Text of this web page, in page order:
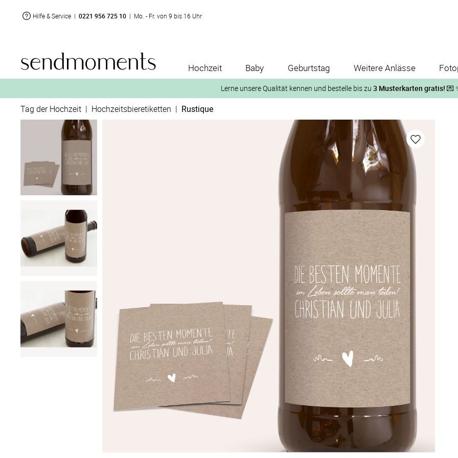
Hilfe & Service | 0221 956 725 10 | Mo. - Fr. von 9 bis 16 Uhr
Hochzeit Baby Geburtstag Weitere Anlässe
Lerne unsere Qualität kennen und bestelle bis zu 3 Musterkarten gratis! 💌
Und so geht‘s:
1. Wähle bis zu 3 Kartendesigns
auf der jeweiligen Produktseite und lasse Dir die Karten
Tag der Hochzeit | Hochzeitsbieretiketten | Rustique